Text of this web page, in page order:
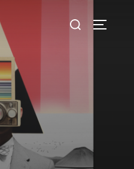
Suchen